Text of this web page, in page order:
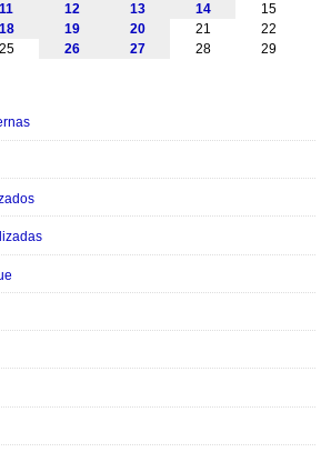
11 12 13 14
15
18 19 20 21
22
25 26 27 28
29